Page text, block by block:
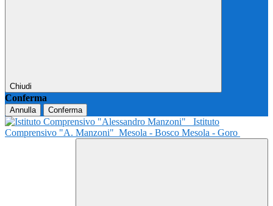
Chiudi
Conferma
Annulla Conferma
Istituto
Comprensivo "A. Manzoni" Mesola - Bosco Mesola - Goro